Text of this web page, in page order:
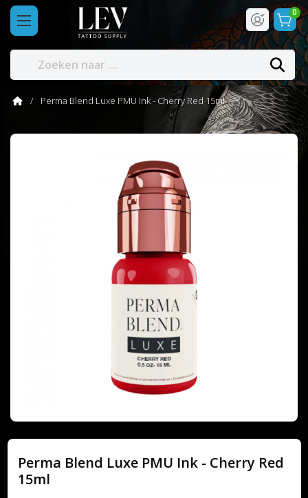
0
Perma Blend Luxe PMU Ink - Cherry Red 15ml
Perma Blend Luxe PMU Ink - Cherry Red
15ml